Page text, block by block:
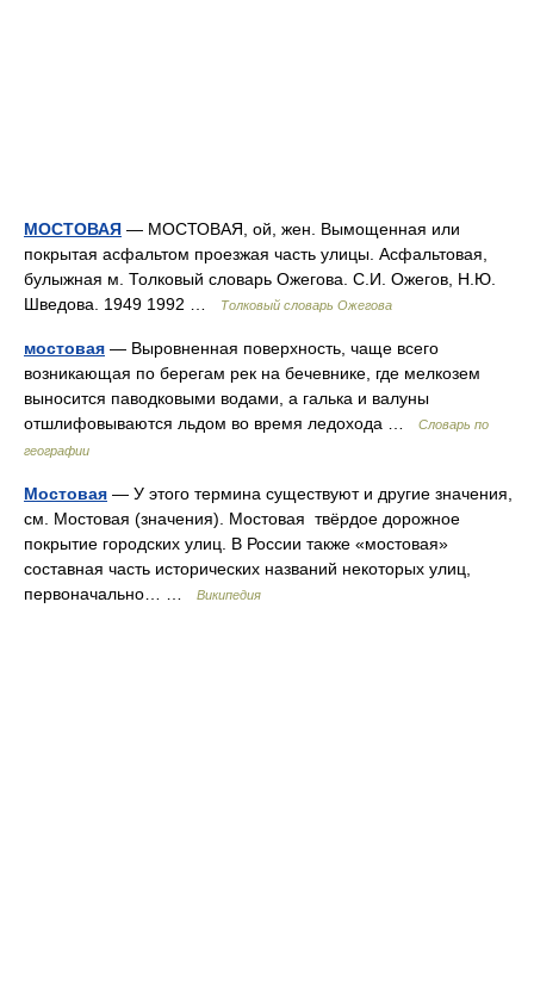
МОСТОВАЯ — МОСТОВАЯ, ой, жен. Вымощенная или
покрытая асфальтом проезжая часть улицы. Асфальтовая,
булыжная м. Толковый словарь Ожегова. С.И. Ожегов, Н.Ю.
Шведова. 1949 1992 …
Толковый словарь Ожегова
мостовая — Выровненная поверхность, чаще всего
возникающая по берегам рек на бечевнике, где мелкозем
выносится паводковыми водами, а галька и валуны
отшлифовываются льдом во время ледохода …
Словарь по
географии
Мостовая — У этого термина существуют и другие значения,
см. Мостовая (значения). Мостовая твёрдое дорожное
покрытие городских улиц. В России также «мостовая»
составная часть исторических названий некоторых улиц,
первоначально… …
Википедия